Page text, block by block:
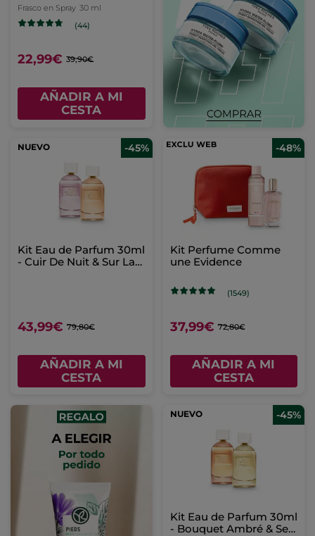
Frasco en Spray 30 ml
(44)
22,99€ 39,90€
AÑADIR A MI
CESTA
NUEVO -45%
Kit Eau de Parfum 30ml
- Cuir De Nuit & Sur La
43,99€ 79,80€
AÑADIR A MI
CESTA
-48%
Kit Perfume Comme
une Evidence
(1549)
37,99€ 72,80€
AÑADIR A MI
CESTA
NUEVO -45%
Kit Eau de Parfum 30ml
- Bouquet Ambré & Sel